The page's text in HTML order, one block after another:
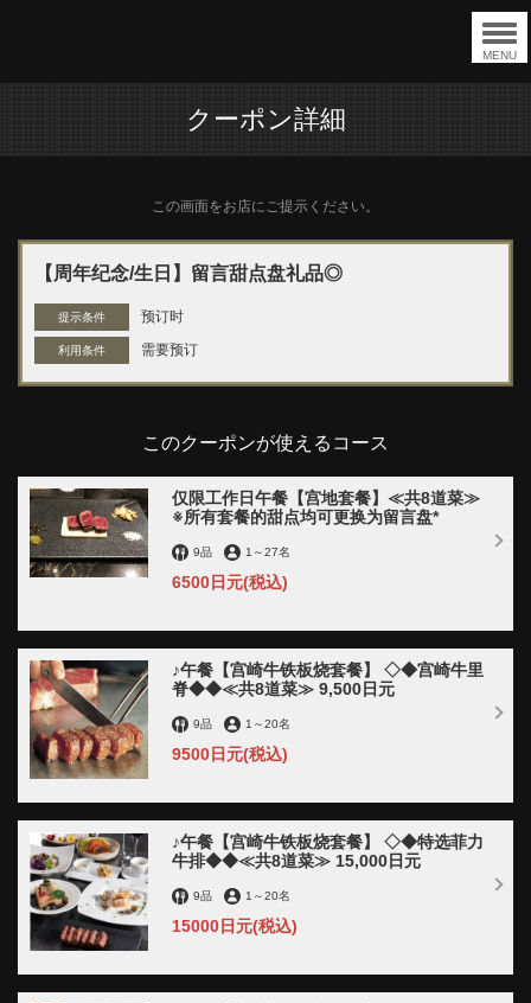
MENU
クーポン詳細
この画面をお店にご提示ください。
【周年纪念/生日】留言甜点盘礼品◎
提示条件 预订时
利用条件 需要预订
このクーポンが使えるコース
仅限工作日午餐【宫地套餐】≪共8道菜≫
※所有套餐的甜点均可更换为留言盘*
9品 1 ～27名
6500日元(税込)
♪午餐【宫崎牛铁板烧套餐】 ◇◆宫崎牛里
脊◆◆≪共8道菜≫ 9,500日元
9品 1 ～20名
9500日元(税込)
♪午餐【宫崎牛铁板烧套餐】 ◇◆特选菲力
牛排◆◆≪共8道菜≫ 15,000日元
9品 1 ～20名
15000日元(税込)